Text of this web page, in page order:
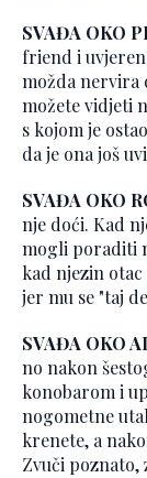
SVAĐA OKO
friend i
možda nervira
možete vidjeti
s kojom je
da je ona još
SVAĐA OKO
nje doći. Kad
mogli poraditi
kad njezin
jer mu se "taj
SVAĐA OKO
no nakon
konobarom i
nogometne
krenete, a
Zvuči poznato,